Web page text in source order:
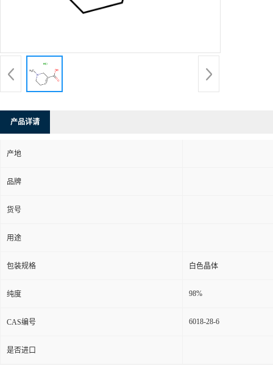
产品详请
产地
品牌
货号
用途
包装规格 白色晶体
纯度 98%
CAS编号 6018-28-6
是否进口